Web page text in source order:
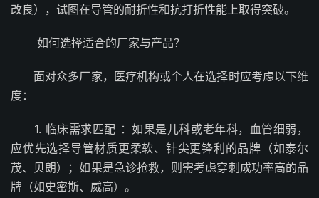
改良），试图在导管的耐折性和抗打折性能上取得突破。
如何选择适合的厂家与产品？
面对众多厂家，医疗机构或个人在选择时应考虑以下维
度：
1. 临床需求匹配 ：如果是儿科或老年科，血管细弱，
应优先选择导管材质更柔软、针尖更锋利的品牌（如泰尔
茂、贝朗）；如果是急诊抢救，则需考虑穿刺成功率高的品
牌（如史密斯、威高）。